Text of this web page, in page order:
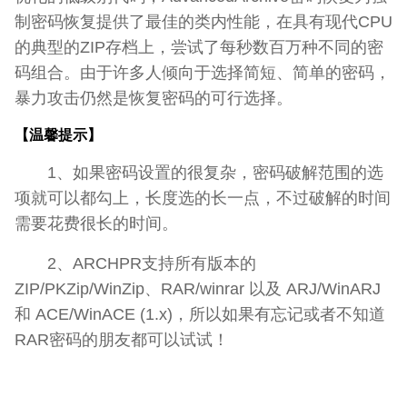
制密码恢复提供了最佳的类内性能，在具有现代CPU
的典型的ZIP存档上，尝试了每秒数百万种不同的密
码组合。由于许多人倾向于选择简短、简单的密码，
暴力攻击仍然是恢复密码的可行选择。
【温馨提示】
1、如果密码设置的很复杂，密码破解范围的选
项就可以都勾上，长度选的长一点，不过破解的时间
需要花费很长的时间。
2、ARCHPR支持所有版本的
ZIP/PKZip/WinZip、RAR/winrar 以及 ARJ/WinARJ
和 ACE/WinACE (1.x)，所以如果有忘记或者不知道
RAR密码的朋友都可以试试！